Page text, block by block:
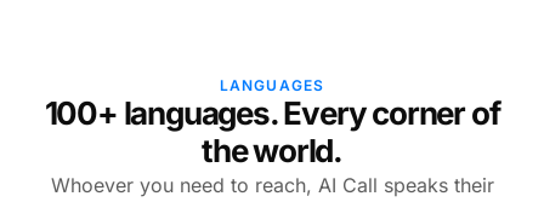
LANGUAGES
100+ languages. Every corner of
the world.
Whoever you need to reach, AI Call speaks their